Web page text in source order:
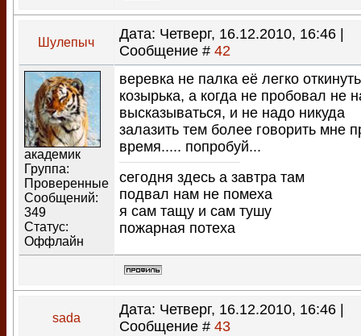
Шулепыч
Дата: Четверг, 16.12.2010, 16:46 |
Сообщение # 42
академик
Группа:
Проверенные
Сообщений:
349
Статус:
Оффлайн
веревка не палка её легко
козырька, а когда не пробовал не
высказываться, и не надо никуда
залазить тем более говорить мне
время..... попробуй...
сегодня здесь а завтра там
подвал нам не помеха
я сам тащу и сам тушу
пожарная потеха
sada
Дата: Четверг, 16.12.2010, 16:46 |
Сообщение # 43